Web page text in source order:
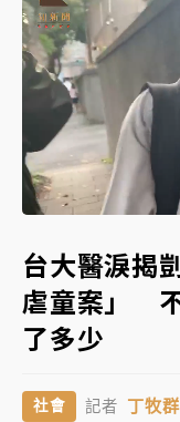
本周爆款短影音｜
蔻蔡玉真開撕爆料
周末精選｜
跨境
任 預算難關如
蔣萬安的建中同
要3件事
買1送1
白海豚逼近！新
開放水門周邊紅黃
中颱白海豚環流
38度
▲
▼
Unmute
台大醫淚揭
虐童案」
了多少
社會 記者 丁牧群